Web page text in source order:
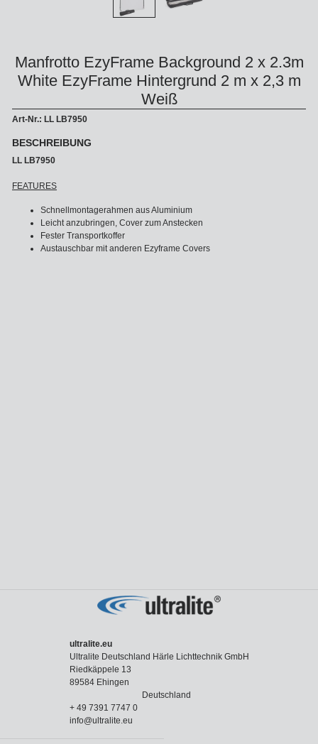
Manfrotto EzyFrame Background 2 x 2.3m
White EzyFrame Hintergrund 2 m x 2,3 m
Weiß
Art-Nr.: LL LB7950
BESCHREIBUNG
LL LB7950
FEATURES
Schnellmontagerahmen aus Aluminium
Leicht anzubringen, Cover zum Anstecken
Fester Transportkoffer
Austauschbar mit anderen Ezyframe Covers
ultralite.eu
Ultralite Deutschland Härle Lichttechnik GmbH
Riedkäppele 13
89584 Ehingen
Deutschland
+ 49 7391 7747 0
info@ultralite.eu